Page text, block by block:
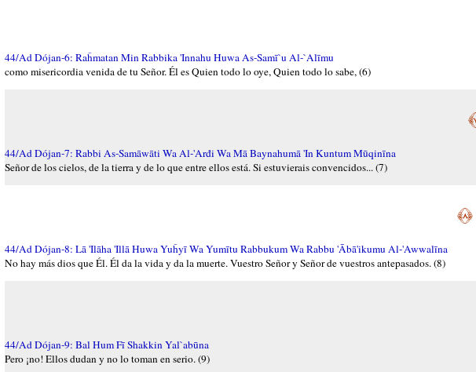
44/Ad Dójan-6: Raĥmatan Min Rabbika 'Innahu Huwa As-Samī`u Al-`Alīmu
como misericordia venida de tu Señor. Él es Quien todo lo oye, Quien todo lo sabe, (6)
44/Ad Dójan-7: Rabbi As-Samāwāti Wa Al-'Arđi Wa Mā Baynahumā 'In Kuntum Mūqinīna
Señor de los cielos, de la tierra y de lo que entre ellos está. Si estuvierais convencidos... (7)
﴿٨﴾
44/Ad Dójan-8: Lā 'Ilāha 'Illā Huwa Yuĥyī Wa Yumītu Rabbukum Wa Rabbu 'Ābā'ikumu Al-'Awwalīna
No hay más dios que Él. Él da la vida y da la muerte. Vuestro Señor y Señor de vuestros antepasados. (8)
44/Ad Dójan-9: Bal Hum Fī Shakkin Yal`abūna
Pero ¡no! Ellos dudan y no lo toman en serio. (9)